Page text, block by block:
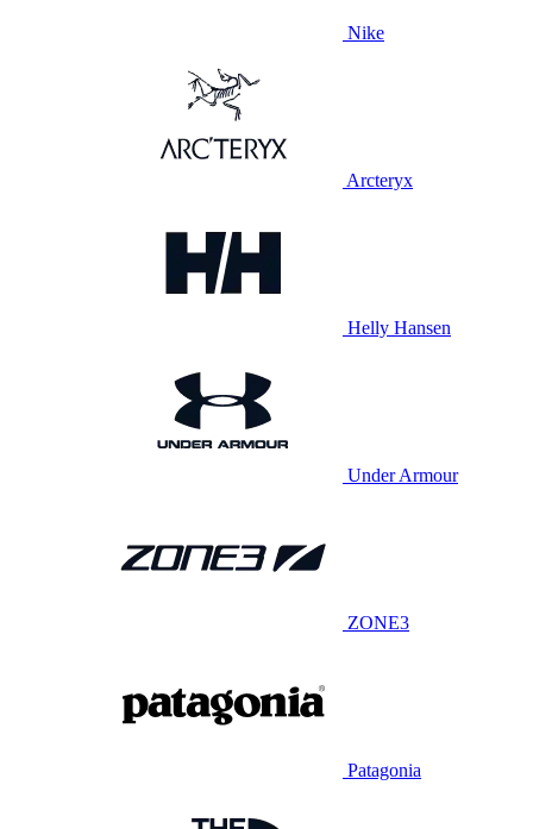
Nike
Arcteryx
Helly Hansen
Under Armour
ZONE3
Patagonia